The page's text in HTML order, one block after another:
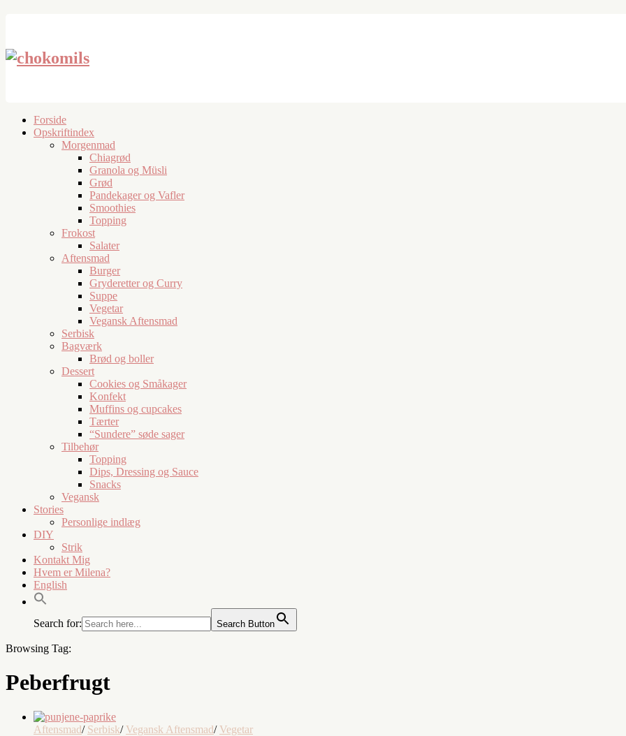
Forside
Opskriftindex
Morgenmad
Chiagrød
Granola og Müsli
Grød
Pandekager og Vafler
Smoothies
Topping
Frokost
Salater
Aftensmad
Burger
Gryderetter og Curry
Suppe
Vegetar
Vegansk Aftensmad
Serbisk
Bagværk
Brød og boller
Dessert
Cookies og Småkager
Konfekt
Muffins og cupcakes
Tærter
“Sundere” søde sager
Tilbehør
Topping
Dips, Dressing og Sauce
Snacks
Vegansk
Stories
Personlige indlæg
DIY
Strik
Kontakt Mig
Hvem er Milena?
English
Search for: Search Button
Browsing Tag:
Peberfrugt
Aftensmad/ Serbisk/ Vegansk Aftensmad/ Vegetar